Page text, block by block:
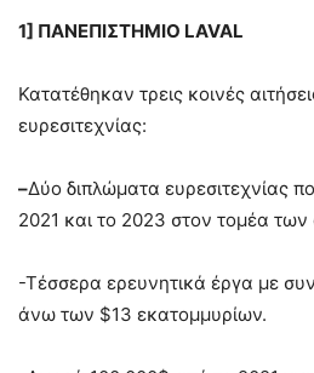
1] ΠΑΝΕΠΙΣΤΗΜΙΟ LAVAL
Κατατέθηκαν τρεις κοινές
ευρεσιτεχνίας:
–Δύο διπλώματα ευρεσιτεχνίας
2021 και το 2023 στον τομέα των
-Τέσσερα ερευνητικά έργα με
άνω των $13 εκατομμυρίων.